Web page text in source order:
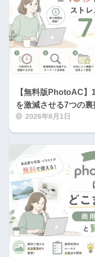
【無料版PhotoAC】
を激減させる7つの
2026年8月1日